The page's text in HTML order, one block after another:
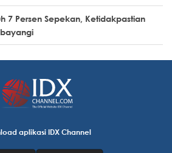
7 Persen Sepekan, Ketidakpastian
aplikasi IDX Channel